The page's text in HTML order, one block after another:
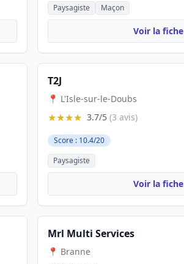
Paysagiste
Maçon
Voir la fiche
T2J
📍 L'Isle-sur-le-Doubs
★★★★ 3.7/5(3 avis)
Score : 10.4/20
Paysagiste
Voir la fiche
Mrl Multi Services
📍 Branne